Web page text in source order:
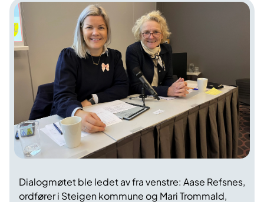
Dialogmøtet ble ledet av fra venstre: Aase Refsnes,
ordfører i Steigen kommune og Mari Trommald,